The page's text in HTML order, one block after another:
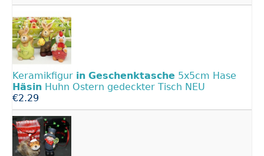
Keramikfigur in Geschenktasche 5x5cm Hase
Häsin Huhn Ostern gedeckter Tisch NEU
€2.29